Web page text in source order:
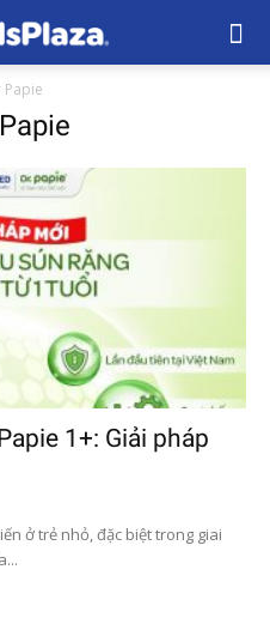
Papie
1+: Giải pháp
ở trẻ nhỏ, đặc biệt trong giai